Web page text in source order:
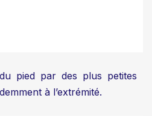
pied par des plus petites
à l’extrémité.